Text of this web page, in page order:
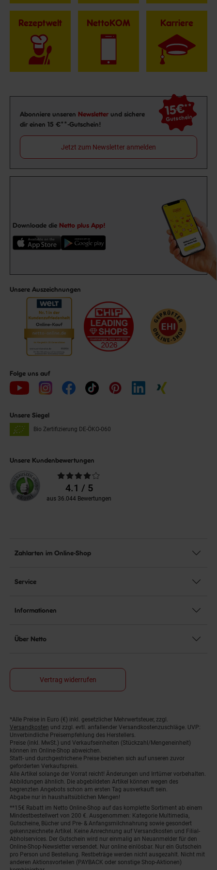
Rezeptwelt NettoKOM Karriere
Newsletter Anmeldung
Abonniere unseren Newsletter und sichere
dir einen 15 €**-Gutschein!
15€**
Gutschein
Jetzt zum Newsletter anmelden
Downloade die Netto plus App!
Unsere Auszeichnungen
Folge uns auf
Unsere Siegel
Bio Zertifizierung DE-ÖKO-060
Unsere Kundenbewertungen
Durchschnittliche
Bewertungen4.1 / 5
aus 36.044 Bewertungen
Zahlarten im Online-Shop
Service
Informationen
Über Netto
Vertrag widerrufen
Fußnoten
*Alle Preise in Euro (€) inkl. gesetzlicher Mehrwertsteuer, zzgl.
Versandkosten und zzgl. evtl. anfallender Versandkostenzuschläge. UVP:
Unverbindliche Preisempfehlung des Herstellers.
Preise (inkl. MwSt.) und Verkaufseinheiten (Stückzahl/Mengeneinheit)
können im Online-Shop abweichen.
Statt- und durchgestrichene Preise beziehen sich auf unseren zuvor
geforderten Verkaufspreis.
Alle Artikel solange der Vorrat reicht! Änderungen und Irrtümer vorbehalten.
Abbildungen ähnlich. Die abgebildeten Artikel können wegen des
begrenzten Angebots schon am ersten Tag ausverkauft sein.
Abgabe nur in haushaltsüblichen Mengen!
**15€ Rabatt im Netto Online-Shop auf das komplette Sortiment ab einem
Mindestbestellwert von 200 €. Ausgenommen: Kategorie Multimedia,
Gutscheine, Bücher und Pre- & Anfangsmilchnahrung sowie gesondert
gekennzeichnete Artikel. Keine Anrechnung auf Versandkosten und Filial-
Abholservices. Der Gutschein wird nur einmalig an Neuanmelder für den
Online-Shop-Newsletter versendet. Nur online einlösbar. Nur ein Gutschein
pro Person und Bestellung. Restbeträge werden nicht ausgezahlt. Nicht mit
anderen Aktionsvorteilen (PAYBACK oder sonstige Shop-Aktionen)